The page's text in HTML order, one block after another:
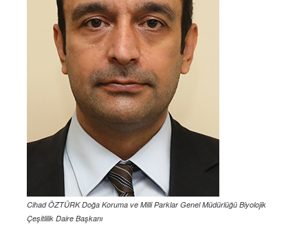
Cihad ÖZTÜRK Doğa Koruma ve Milli Parklar Genel Müdürlüğü Biyolojik
Çeşitlilik Daire Başkanı